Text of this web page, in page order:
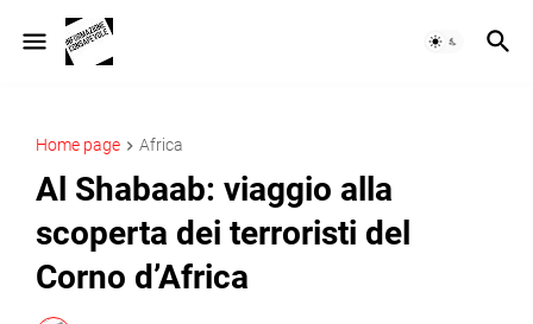
Home page Africa
Al Shabaab: viaggio alla
scoperta dei terroristi del
Corno d’Africa